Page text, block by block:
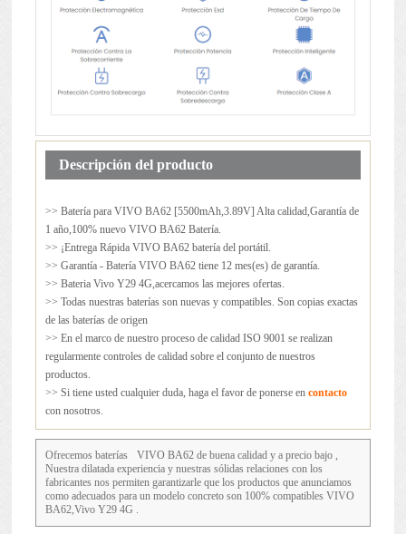
Descripción del producto
>> Batería para VIVO BA62[5500mAh,3.89V] Alta calidad,Garantía de
1 año,100% nuevo VIVO BA62 Batería.
>> ¡Entrega Rápida VIVO BA62 batería del portátil.
>> Garantía - Batería VIVO BA62 tiene 12 mes(es) de garantía.
>> Bateria Vivo Y29 4G,acercamos las mejores ofertas.
>> Todas nuestras baterías son nuevas y compatibles. Son copias exactas
de las baterías de origen
>> En el marco de nuestro proceso de calidad ISO 9001 se realizan
regularmente controles de calidad sobre el conjunto de nuestros
productos.
>> Si tiene usted cualquier duda, haga el favor de ponerse en contacto
con nosotros.
Ofrecemos baterías VIVO BA62de buena calidad y a precio bajo ,
Nuestra dilatada experiencia y nuestras sólidas relaciones con los
fabricantes nos permiten garantizarle que los productos que anunciamos
como adecuados para un modelo concreto son 100% compatibles VIVO
BA62,Vivo Y29 4G .